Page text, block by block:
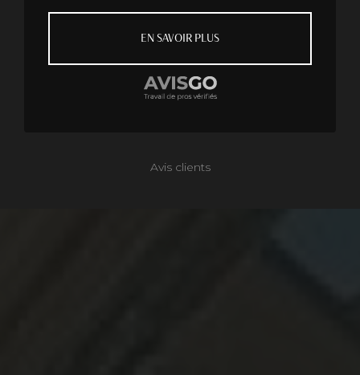
EN SAVOIR PLUS
Avis clients